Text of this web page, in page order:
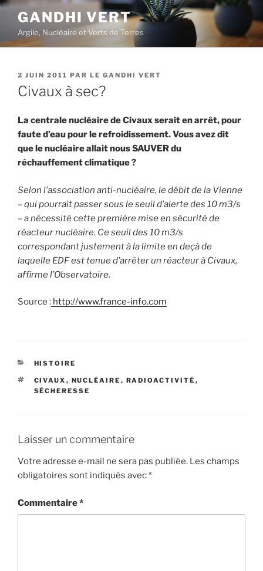
Aller
contenu
principal
GANDHI VERT
Argile, Nucléaire et Verts de Terres
PUBLIÉ
LE
2 JUIN 2011 PAR LE GANDHI VERT
Civaux à sec?
La centrale nucléaire de Civaux serait en arrêt, pour
faute d’eau pour le refroidissement. Vous avez dit
que le nucléaire allait nous SAUVER du
réchauffement climatique ?
Selon l’association anti-nucléaire, le débit de la Vienne
– qui pourrait passer sous le seuil d’alerte des 10 m3/s
– a nécessité cette première mise en sécurité de
réacteur nucléaire. Ce seuil des 10 m3/s
correspondant justement à la limite en deçà de
laquelle EDF est tenue d’arrêter un réacteur à Civaux,
affirme l’Observatoire.
Source : http://www.france-info.com
CATÉGORIES
HISTOIRE
ÉTIQUETTES
CIVAUX , NUCLÉAIRE , RADIOACTIVITÉ ,
SÉCHERESSE
Laisser un commentaire
Votre adresse e-mail ne sera pas publiée. Les champs
obligatoires sont indiqués avec*
Commentaire*